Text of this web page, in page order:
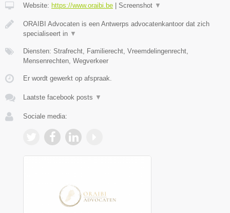
Website: https://www.oraibi.be Screenshot ▼
ORAIBI Advocaten is een Antwerps advocatenkantoor dat zich
specialiseert in ▼
Diensten: Strafrecht, Familierecht, Vreemdelingenrecht,
Mensenrechten, Wegverkeer
Er wordt gewerkt op afspraak.
Laatste facebook posts ▼
Sociale media: